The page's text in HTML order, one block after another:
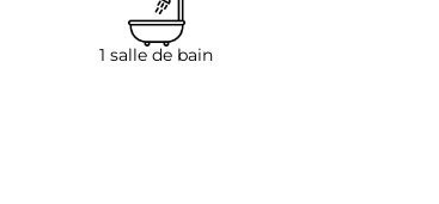
1 salle de bain